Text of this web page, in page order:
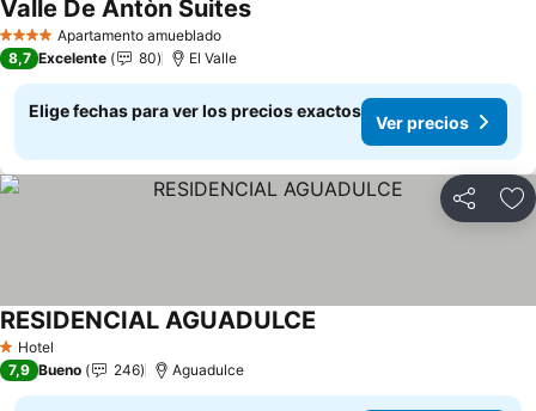
4 EstrellasApartamento amueblado
Valle De Antòn SuitesVer precios
8,7 Excelente 80 El Valle
Elige fechas para ver los precios exactos
Ver precios
Compartir
1 Estrellas
Hotel
RESIDENCIAL AGUADULCE
7,9 Bueno 246 Aguadulce